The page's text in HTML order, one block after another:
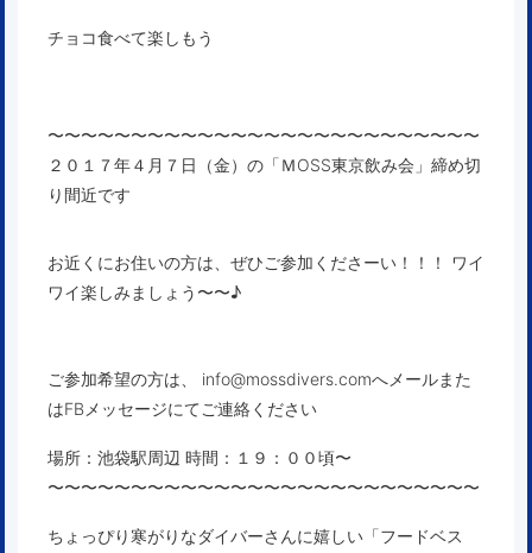
チョコ食べて楽しもう
〜〜〜〜〜〜〜〜〜〜〜〜〜〜〜〜〜〜〜〜〜〜〜〜〜〜
２０１７年４月７日（金）の「ＭOSS東京飲み会」締め切
り間近です
お近くにお住いの方は、ぜひご参加くださーい！！！ ワイ
ワイ楽しみましょう〜〜♪
ご参加希望の方は、 info@mossdivers.comへメールまた
はFBメッセージにてご連絡ください
場所：池袋駅周辺 時間：１９：００頃〜
〜〜〜〜〜〜〜〜〜〜〜〜〜〜〜〜〜〜〜〜〜〜〜〜〜〜
ちょっぴり寒がりなダイバーさんに嬉しい「フードベス